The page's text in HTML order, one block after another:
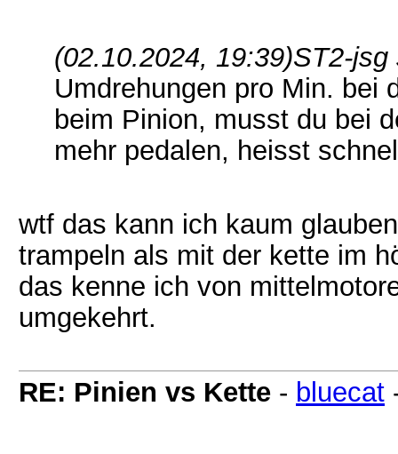
(02.10.2024, 19:39)ST2-
Umdrehungen pro Min. bei
beim Pinion, musst du bei
mehr pedalen, heisst
wtf das kann ich kaum
trampeln als mit der kette im
das kenne ich von
umgekehrt.
RE: Pinien vs Kette - bluecat